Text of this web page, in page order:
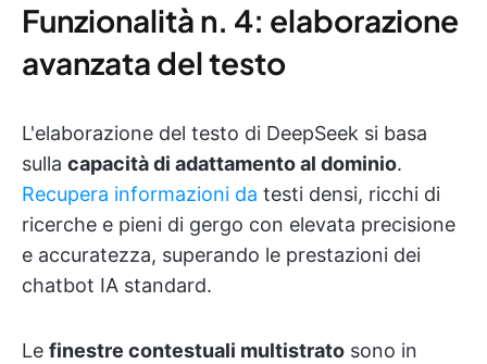
Funzionalità n. 4: elaborazione
avanzata del testo
L'elaborazione del testo di DeepSeek si basa
sulla capacità di adattamento al dominio.
Recupera informazioni da testi densi, ricchi di
ricerche e pieni di gergo con elevata precisione
e accuratezza, superando le prestazioni dei
chatbot IA standard.
Le finestre contestuali multistrato sono in